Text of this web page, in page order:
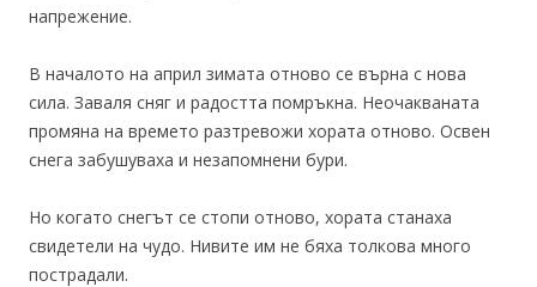
напрежение.
В началото на април зимата отново се върна с нова
сила. Заваля сняг и радостта помръкна. Неочакваната
промяна на времето разтревожи хората отново. Освен
снега забушуваха и незапомнени бури.
Но когато снегът се стопи отново, хората станаха
свидетели на чудо. Нивите им не бяха толкова много
пострадали.